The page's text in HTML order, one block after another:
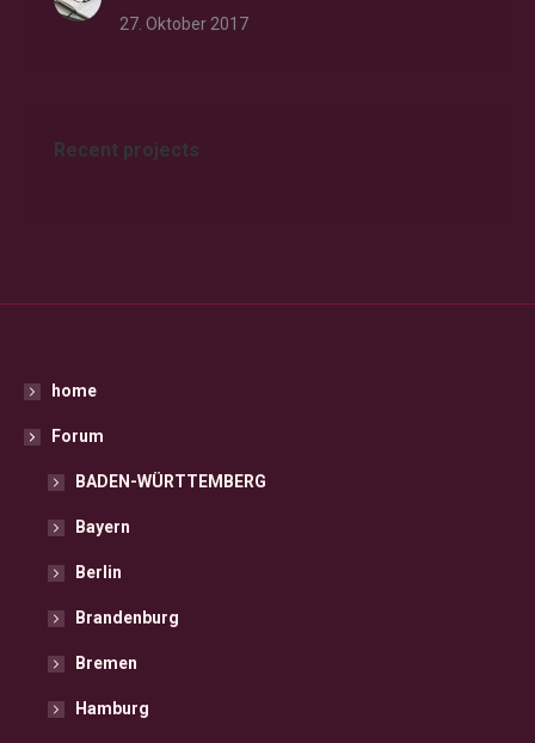
27. Oktober 2017
Recent projects
home
Forum
BADEN-WÜRTTEMBERG
Bayern
Berlin
Brandenburg
Bremen
Hamburg